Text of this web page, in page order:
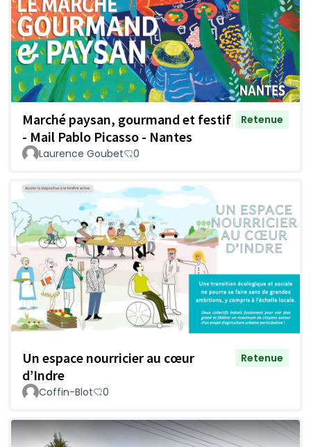
Marché paysan, gourmand et festif
- Mail Pablo Picasso - Nantes
Retenue
Laurence Goubet 0
Un espace nourricier au cœur
d’Indre
Retenue
Coffin-Blot 0